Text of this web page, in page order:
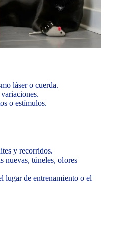
láser o cuerda.
o estímulos.
y recorridos.
nuevas, túneles, olores
lugar de entrenamiento o el